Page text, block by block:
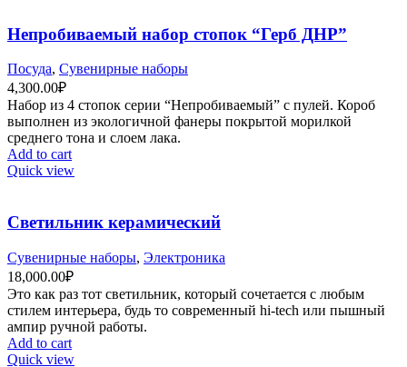
Непробиваемый набор стопок “Герб ДНР”
Посуда, Сувенирные наборы
4,300.00₽
Набор из 4 стопок серии “Непробиваемый” с пулей. Короб
выполнен из экологичной фанеры покрытой морилкой
среднего тона и слоем лака.
Add to cart
Quick view
Светильник керамический
Сувенирные наборы, Электроника
18,000.00₽
Это как раз тот светильник, который сочетается с любым
стилем интерьера, будь то современный hi-tech или пышный
ампир ручной работы.
Add to cart
Quick view